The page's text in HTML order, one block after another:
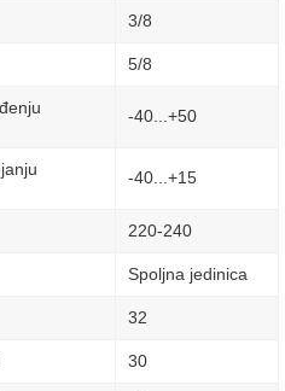
3/8
5/8
-40...+50
-40...+15
220-240
Spoljna jedinica
32
30